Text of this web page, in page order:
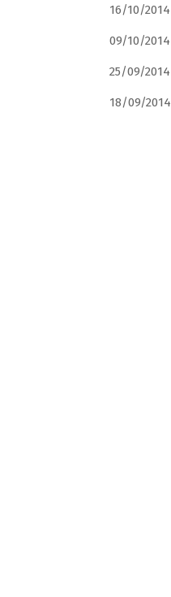
16/10/
09/10/
25/09/
18/09/